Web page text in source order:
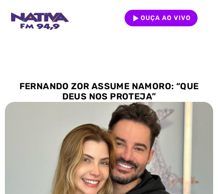
OUÇA AO VIVO
FERNANDO ZOR ASSUME NAMORO: “QUE
DEUS NOS PROTEJA”